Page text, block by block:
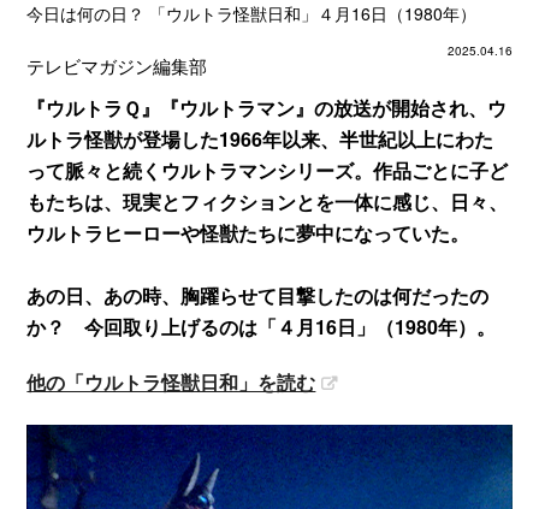
今日は何の日？ 「ウルトラ怪獣日和」４月16日（1980年）
2025.04.16
テレビマガジン編集部
『ウルトラＱ』『ウルトラマン』の放送が開始され、ウ
ルトラ怪獣が登場した1966年以来、半世紀以上にわた
って脈々と続くウルトラマンシリーズ。作品ごとに子ど
もたちは、現実とフィクションとを一体に感じ、日々、
ウルトラヒーローや怪獣たちに夢中になっていた。
あの日、あの時、胸躍らせて目撃したのは何だったの
か？ 今回取り上げるのは「４月16日」（1980年）。
他の「ウルトラ怪獣日和」を読む